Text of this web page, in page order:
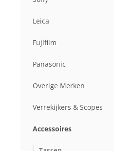
Leica
Fujifilm
Panasonic
Overige Merken
Verrekijkers & Scopes
Accessoires